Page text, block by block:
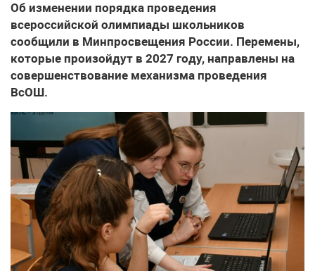
Об изменении порядка проведения
всероссийской олимпиады школьников
сообщили в Минпросвещения России. Перемены,
которые произойдут в 2027 году, направлены на
совершенствование механизма проведения
ВсОШ.